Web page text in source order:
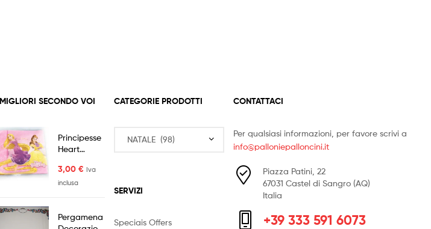
SECONDO VOI
Principesse
Heart
20pz
3,00€ Iva
inclusa
Pergamena
CATEGORIE PRODOTTI
SERVIZI
Speciais Offers
CONTATTACI
Per qualsiasi informazioni, per favore scrivi a
info@palloniepalloncini.it
Piazza Patini, 22
67031 Castel di Sangro (AQ)
Italia
+39 333 591 6073